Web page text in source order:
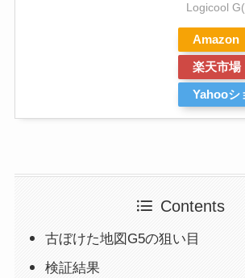
Logicool
Amazon
楽天市場
Yahooシ
Contents
古ぼけた地図G5の狙い目
検証結果